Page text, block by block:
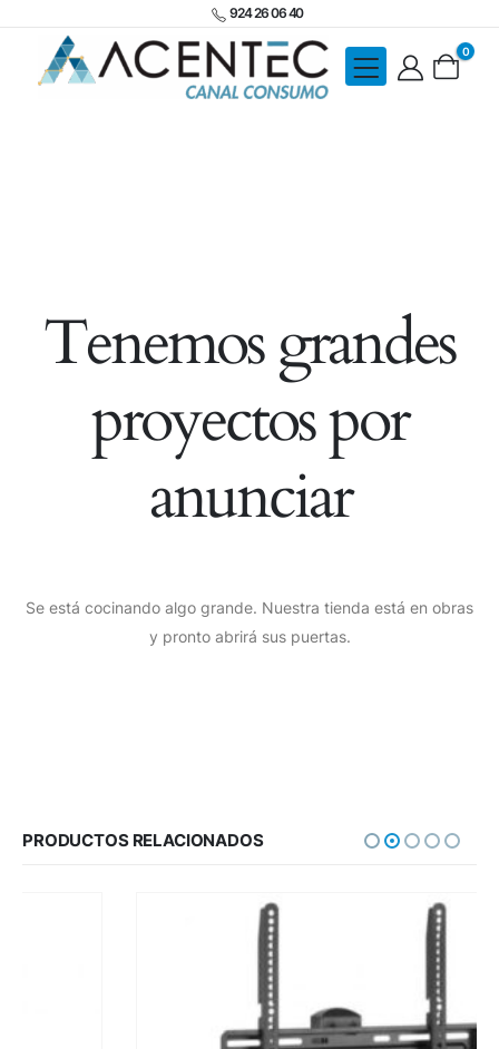
924 26 06 40
0
Tenemos grandes
proyectos por
anunciar
Se está cocinando algo grande. Nuestra tienda está en obras
y pronto abrirá sus puertas.
PRODUCTOS RELACIONADOS